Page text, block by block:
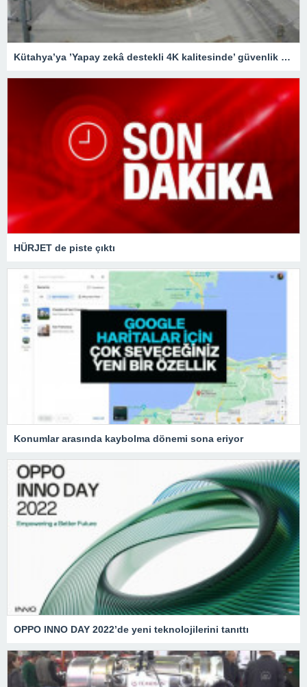
Kütahya’ya ’Yapay zekâ destekli 4K kalitesinde’ güvenlik kameraları
HÜRJET de piste çıktı
Konumlar arasında kaybolma dönemi sona eriyor
OPPO INNO DAY 2022’de yeni teknolojilerini tanıttı